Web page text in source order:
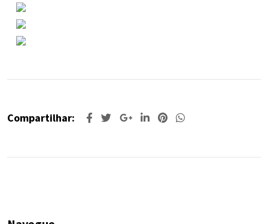
Compartilhar: